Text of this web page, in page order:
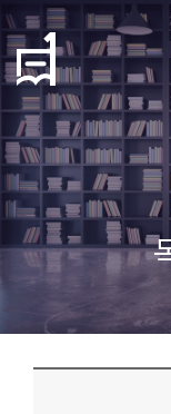
학
도
협
소
개
지
사